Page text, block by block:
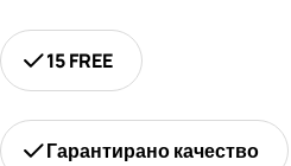
15 FREE
Гарантирано качество